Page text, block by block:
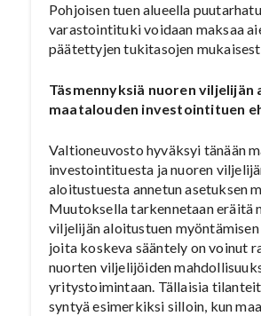
Pohjoisen tuen alueella
varastointituki voidaan maksaa
päätettyjen tukitasojen
Täsmennyksiä nuoren viljelijän
maatalouden investointituen
Valtioneuvosto hyväksyi tänään
investointituesta ja nuoren
aloitustuesta annetun asetuksen
Muutoksella tarkennetaan eräitä
viljelijän aloitustuen
joita koskeva sääntely on voinut
nuorten viljelijöiden
yritystoimintaan. Tällaisia
syntyä esimerkiksi silloin, kun